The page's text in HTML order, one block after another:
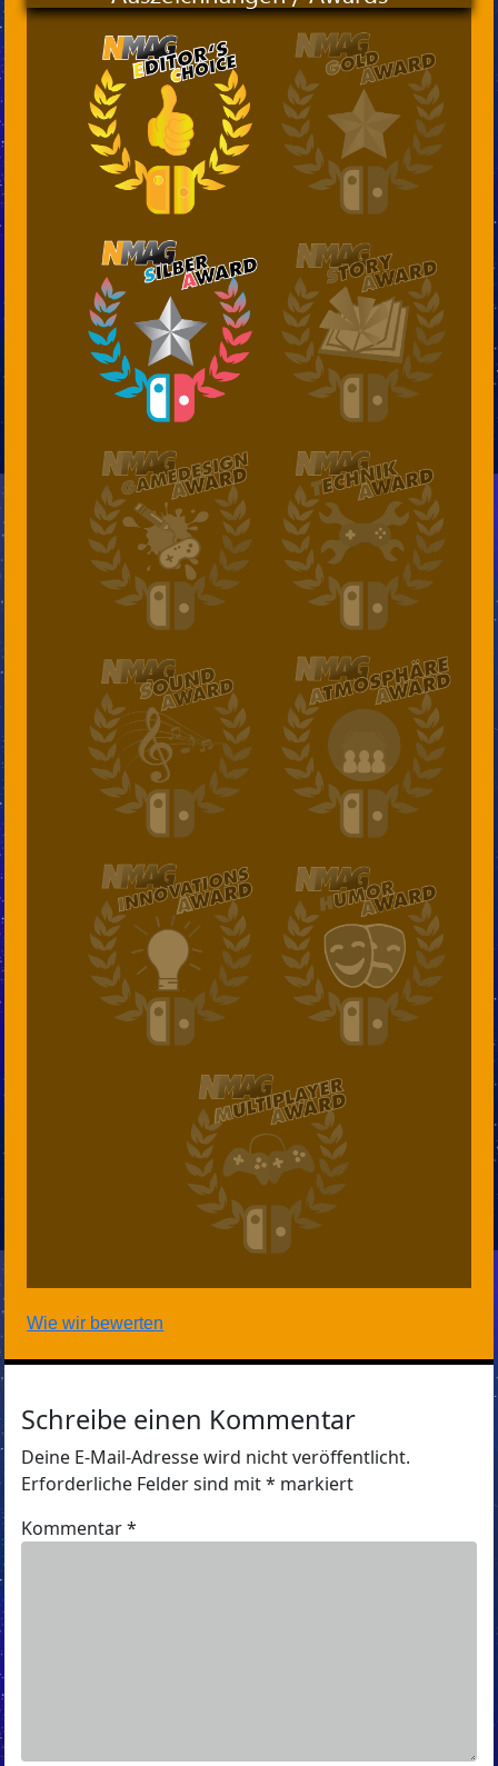
Wie wir bewerten
Schreibe einen Kommentar
Deine E-Mail-Adresse wird nicht veröffentlicht.
Erforderliche Felder sind mit* markiert
Kommentar*